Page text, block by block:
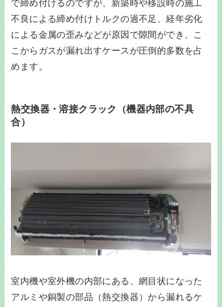
で締め付けるのですが、新築時や移設時の施工
不良による締め付けトルクの過不足、経年劣化
による金属の歪みなどが原因で隙間ができ、こ
こからガスが漏れ出すケースが圧倒的多数を占
めます。
熱交換器・溶接クラック（機器内部の不具
合）
室内機や室外機の内部にある、網目状になった
アルミや銅製の部品（熱交換器）から漏れるケ